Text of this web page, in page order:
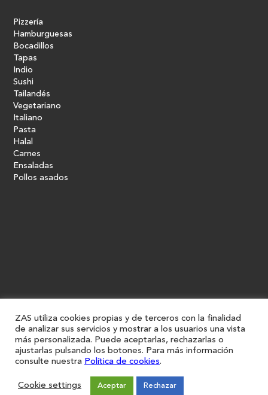
Pizzería
Hamburguesas
Bocadillos
Tapas
Indio
Sushi
Tailandés
Vegetariano
Italiano
Pasta
Halal
Carnes
Ensaladas
Pollos asados
ZAS utiliza cookies propias y de terceros con la finalidad
de analizar sus servicios y mostrar a los usuarios una vista
más personalizada. Puede aceptarlas, rechazarlas o
ajustarlas pulsando los botones. Para más información
consulte nuestra Política de cookies.
Cookie settings Aceptar Rechazar